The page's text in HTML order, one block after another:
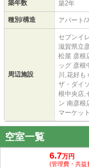
築年数 築2年
種別/構造 アパート/
周辺施設
セブンイ
滋賀県立
松屋 彦根
ッグ 彦根
川,花好も
ザ・ダイ
根中央店,
ン 南彦根
マーケッ
空室一覧
6.7万円
(管理費・共益